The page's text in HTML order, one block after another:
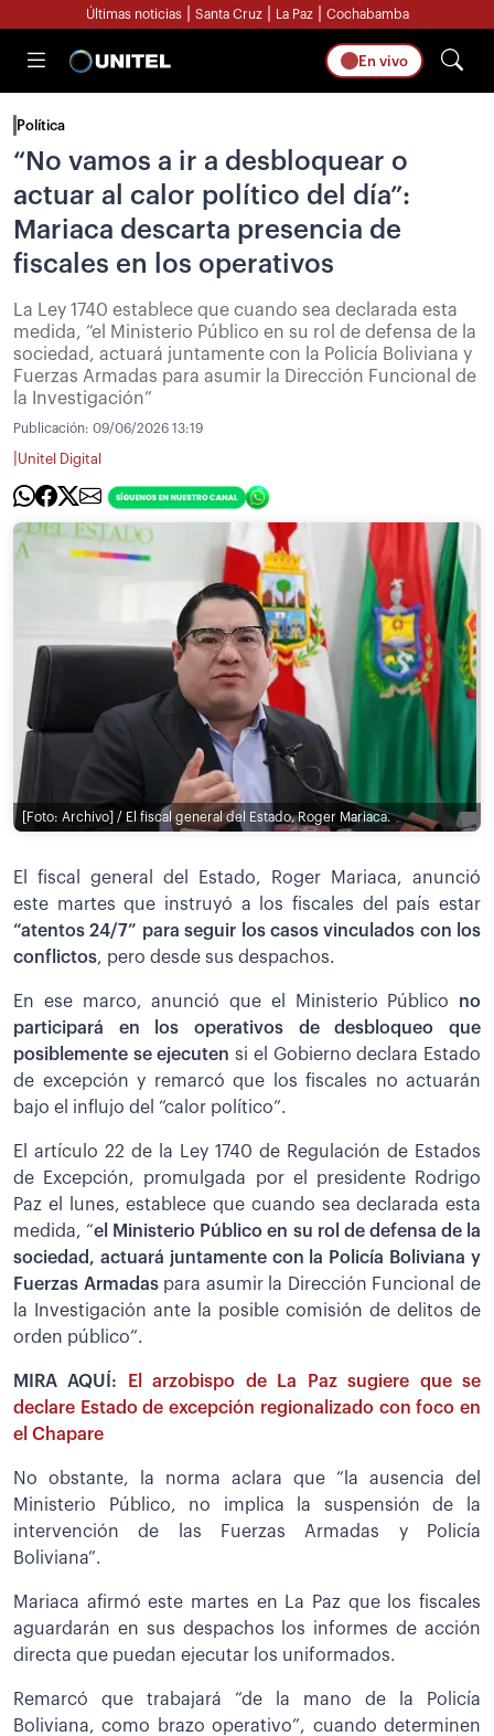
Últimas noticias Santa Cruz La Paz Cochabamba
En vivo
Política
“No vamos a ir a desbloquear o
actuar al calor político del día”:
Mariaca descarta presencia de
fiscales en los operativos
La Ley 1740 establece que cuando sea declarada esta
medida, “el Ministerio Público en su rol de defensa de la
sociedad, actuará juntamente con la Policía Boliviana y
Fuerzas Armadas para asumir la Dirección Funcional de
la Investigación”
Publicación: 09/06/2026 13:19
Unitel Digital
[Foto: Archivo] / El fiscal general del Estado, Roger Mariaca.
El fiscal general del Estado, Roger Mariaca, anunció
este martes que instruyó a los fiscales del país estar
“atentos 24/7” para seguir los casos vinculados con los
conflictos, pero desde sus despachos.
En ese marco, anunció que el Ministerio Público no
participará en los operativos de desbloqueo que
posiblemente se ejecuten si el Gobierno declara Estado
de excepción y remarcó que los fiscales no actuarán
bajo el influjo del “calor político”.
El artículo 22 de la Ley 1740 de Regulación de Estados
de Excepción, promulgada por el presidente Rodrigo
Paz el lunes, establece que cuando sea declarada esta
medida, “el Ministerio Público en su rol de defensa de la
sociedad, actuará juntamente con la Policía Boliviana y
Fuerzas Armadaspara asumir la Dirección Funcional de
la Investigación ante la posible comisión de delitos de
orden público”.
MIRA AQUÍ:
El arzobispo de La Paz sugiere que se
declare Estado de excepción regionalizado con foco en
el Chapare
No obstante, la norma aclara que “la ausencia del
Ministerio Público, no implica la suspensión de la
intervención de las Fuerzas Armadas y Policía
Boliviana”.
Mariaca afirmó este martes en La Paz que los fiscales
aguardarán en sus despachos los informes de acción
directa que puedan ejecutar los uniformados.
Remarcó que trabajará “de la mano de la Policía
Boliviana, como brazo operativo”, cuando determinen